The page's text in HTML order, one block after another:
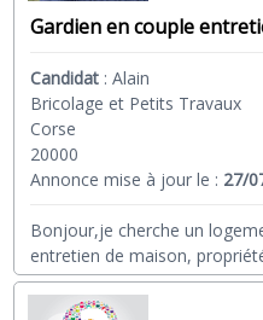
Gardien en couple
Candidat :Alain
Bricolage et Petits Travaux
Corse
20000
Annonce mise à jour le : 27/
Bonjour,je cherche un
entretien de maison,